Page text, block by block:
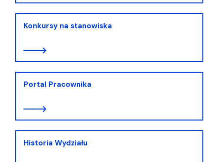
Konkursy na stanowiska
Portal Pracownika
Historia Wydziału